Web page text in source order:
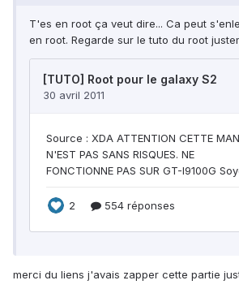
T'es en root ça veut dire... Ca peut
en root. Regarde sur le tuto du root
merci du liens j'avais zapper cette partie